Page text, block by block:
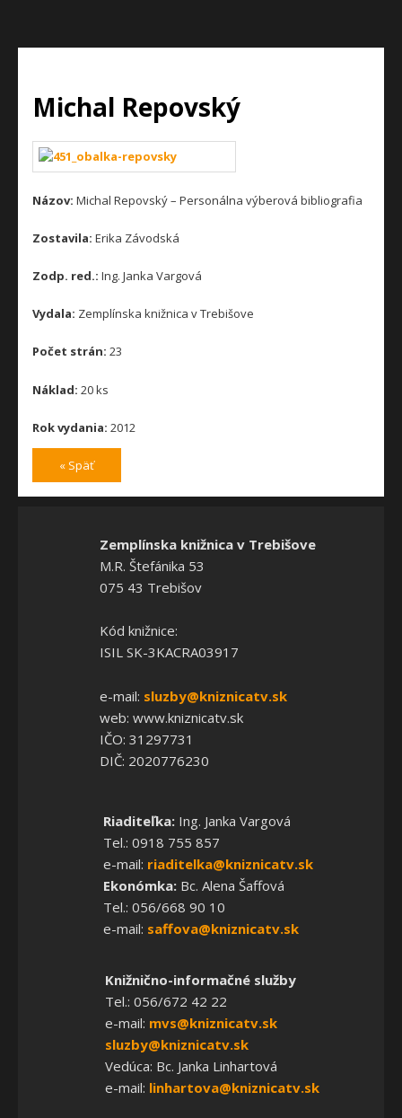
Michal Repovský
Názov: Michal Repovský – Personálna výberová bibliografia
Zostavila: Erika Závodská
Zodp. red.: Ing. Janka Vargová
Vydala: Zemplínska knižnica v Trebišove
Počet strán: 23
Náklad: 20 ks
Rok vydania: 2012
« Späť
Zemplínska knižnica v Trebišove
M.R. Štefánika 53
075 43 Trebišov
Kód knižnice:
ISIL SK-3KACRA03917
e-mail: sluzby@kniznicatv.sk
web: www.kniznicatv.sk
IČO: 31297731
DIČ: 2020776230
Riaditeľka:Ing. Janka Vargová
Tel.: 0918 755 857
e-mail: riaditelka@kniznicatv.sk
Ekonómka:Bc. Alena Šaffová
Tel.: 056/668 90 10
e-mail: saffova@kniznicatv.sk
Knižnično-informačné služby
Tel.: 056/672 42 22
e-mail: mvs@kniznicatv.sk
sluzby@kniznicatv.sk
Vedúca: Bc. Janka Linhartová
e-mail: linhartova@kniznicatv.sk